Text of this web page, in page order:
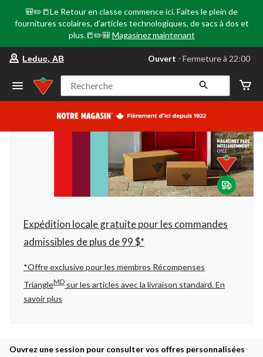
🎒✏️📒Le Retour en classe commence ici. Faites le plein de
fournitures scolaires, d'articles technologiques, de sacs à dos et
plus.📒✏️🎒 Magasinez maintenant
votre
préféré
Leduc,
AB,
courament
Fermeture
à
22:00
cliquer
pour
changer
Leduc, AB Ouvert ⋅ Fermeture à 22:00
Recherche
Expédition locale gratuite pour les commandes
admissibles de plus de 99 $*
*Offre exclusive pour les membres Récompenses
TriangleMD sur les articles avec la livraison standard.En
savoir plus
Ouvrez une session pour consulter vos offres personnalisées